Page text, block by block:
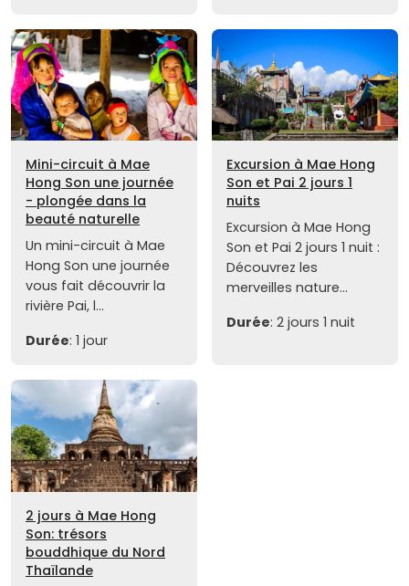
Mini-circuit à Mae
Hong Son une journée
- plongée dans la
beauté naturelle
Un mini-circuit à Mae
Hong Son une journée
vous fait découvrir la
rivière Pai, l...
Durée: 1 jour
Excursion à Mae Hong
Son et Pai 2 jours 1
nuits
Excursion à Mae Hong
Son et Pai 2 jours 1 nuit :
Découvrez les
merveilles nature...
Durée: 2 jours 1 nuit
2 jours à Mae Hong
Son: trésors
bouddhique du Nord
Thaïlande